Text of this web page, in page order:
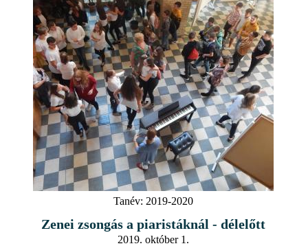
Tanév: 2019-2020
Zenei zsongás a piaristáknál - délelőtt
2019. október 1.